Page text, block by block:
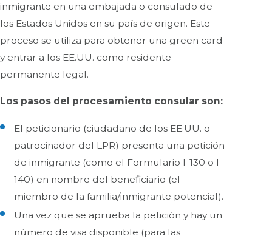
inmigrante en una embajada o consulado de
los Estados Unidos en su país de origen. Este
proceso se utiliza para obtener una green card
y entrar a los EE.UU. como residente
permanente legal.
Los pasos del procesamiento consular son:
El peticionario (ciudadano de los EE.UU. o
patrocinador del LPR) presenta una petición
de inmigrante (como el Formulario I-130 o I-
140) en nombre del beneficiario (el
miembro de la familia/inmigrante potencial).
Una vez que se aprueba la petición y hay un
número de visa disponible (para las